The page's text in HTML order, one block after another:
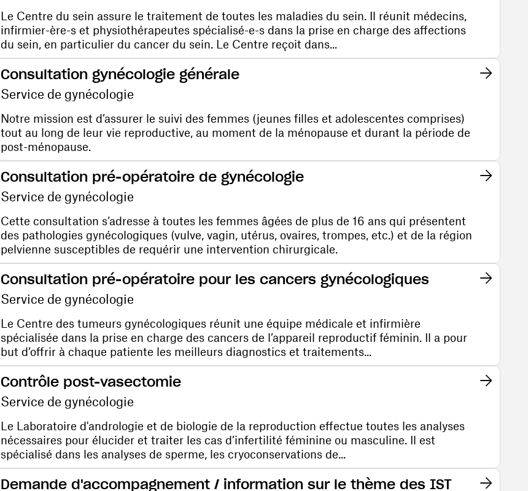
Le Centre du sein assure le traitement de toutes les maladies du sein. Il réunit médecins,
infirmier-ère-s et physiothérapeutes spécialisé-e-s dans la prise en charge des affections
du sein, en particulier du cancer du sein. Le Centre reçoit dans...
Consultation gynécologie générale
Service de gynécologie
Notre mission est d’assurer le suivi des femmes (jeunes filles et adolescentes comprises)
tout au long de leur vie reproductive, au moment de la ménopause et durant la période de
post-ménopause.
Consultation pré-opératoire de gynécologie
Service de gynécologie
Cette consultation s’adresse à toutes les femmes âgées de plus de 16 ans qui présentent
des pathologies gynécologiques (vulve, vagin, utérus, ovaires, trompes, etc.) et de la région
pelvienne susceptibles de requérir une intervention chirurgicale.
Consultation pré-opératoire pour les cancers gynécologiques
Service de gynécologie
Le Centre des tumeurs gynécologiques réunit une équipe médicale et infirmière
spécialisée dans la prise en charge des cancers de l’appareil reproductif féminin. Il a pour
but d’offrir à chaque patiente les meilleurs diagnostics et traitements...
Contrôle post-vasectomie
Service de gynécologie
Le Laboratoire d'andrologie et de biologie de la reproduction effectue toutes les analyses
nécessaires pour élucider et traiter les cas d’infertilité féminine ou masculine. Il est
spécialisé dans les analyses de sperme, les cryoconservations de...
Demande d'accompagnement / information sur le thème des IST